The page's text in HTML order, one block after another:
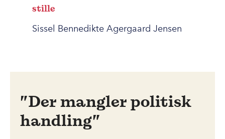
stille
Sissel Bennedikte Agergaard Jensen
”Der mangler politisk
handling”